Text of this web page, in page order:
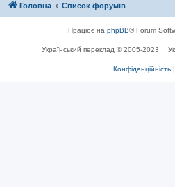
Головна Список форумів
Працює на phpBB® Forum
Український переклад © 2005-2023
Конфіденційність |